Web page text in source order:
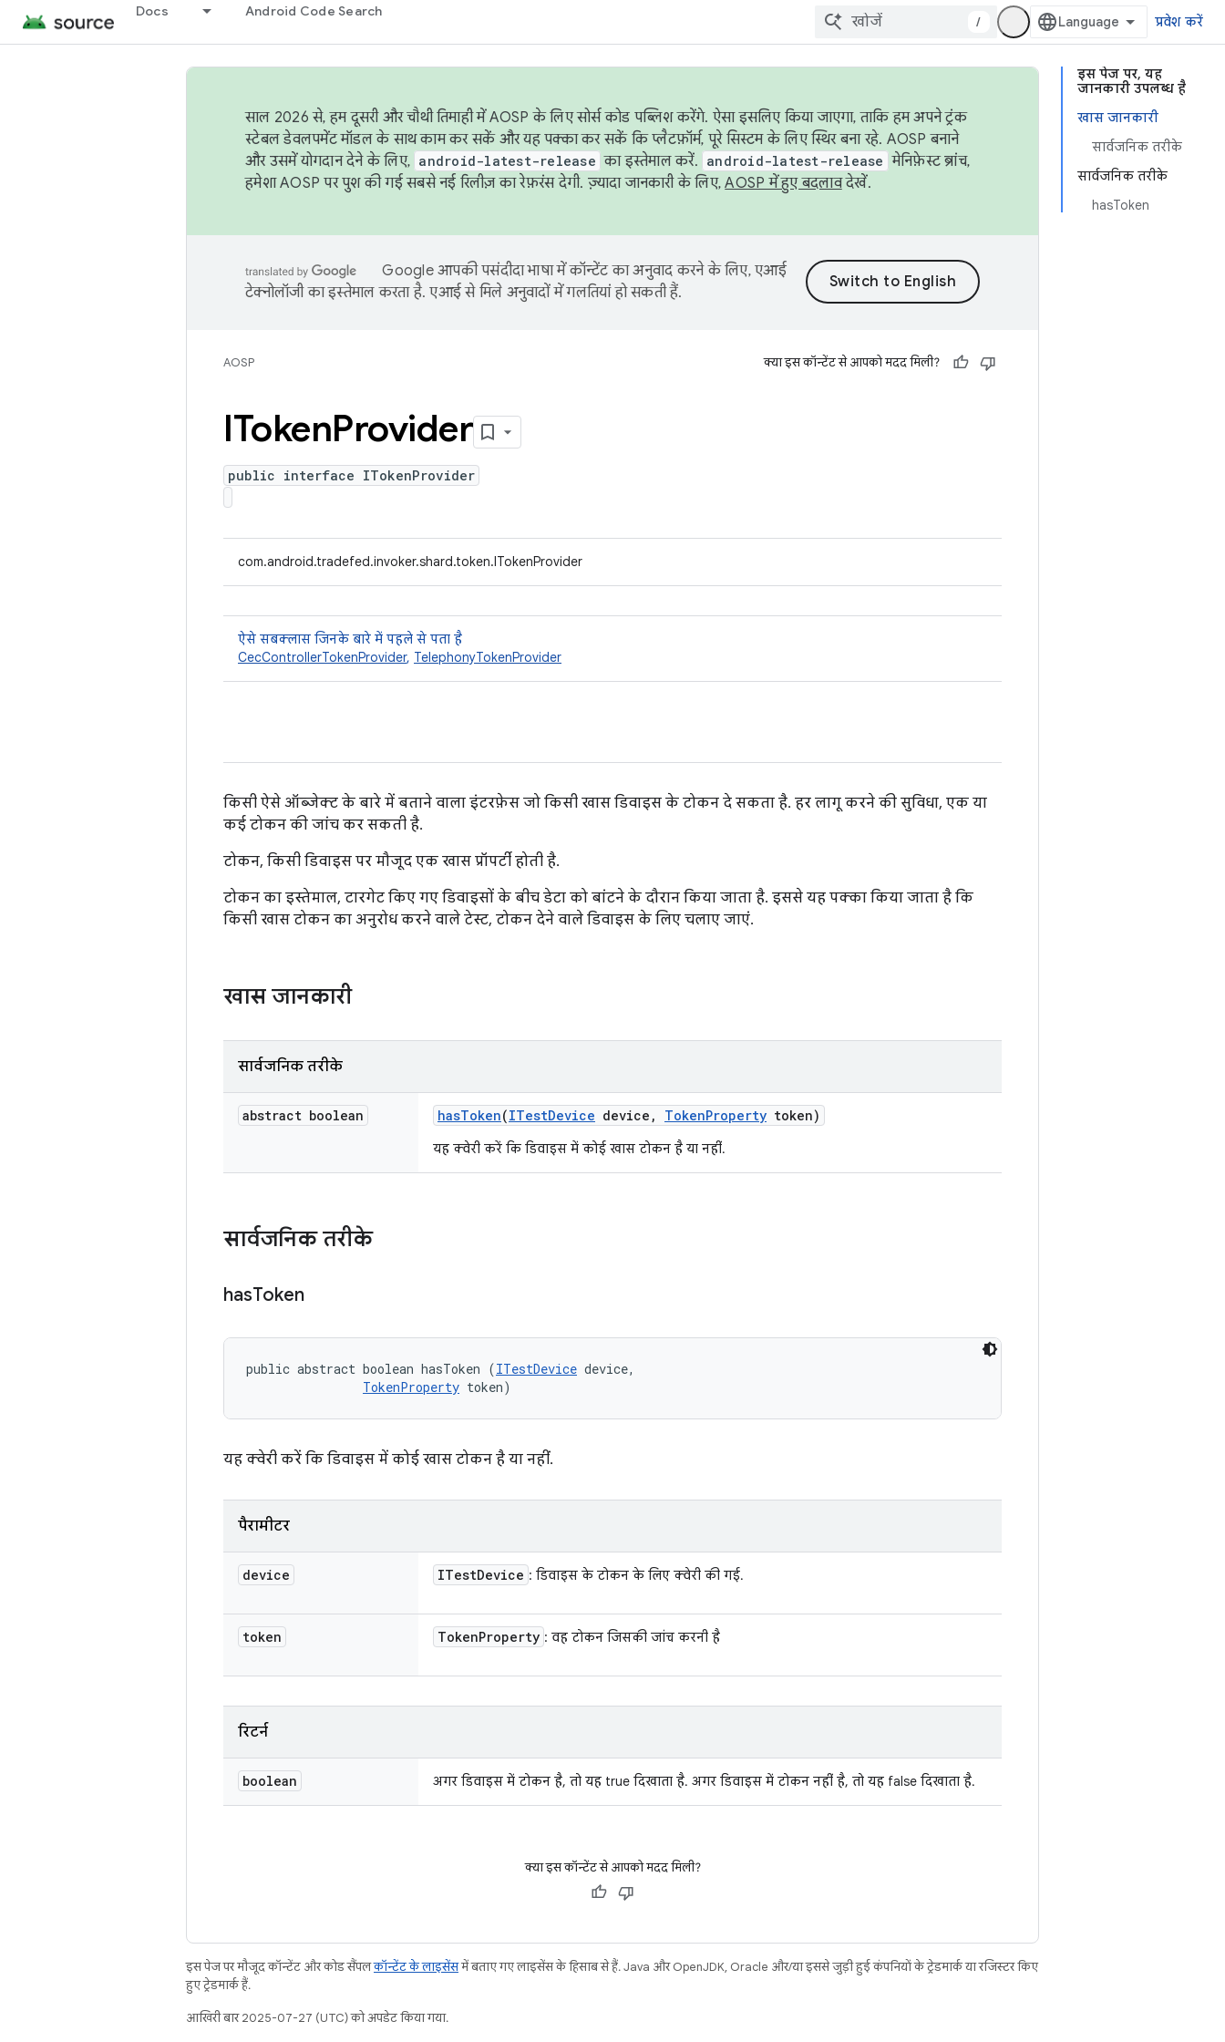
Docs Android Code Search
/ प्रवेश करें
इस पेज पर, यह
जानकारी उपलब्ध है
खास जानकारी
सार्वजनिक तरीके
सार्वजनिक तरीके
hasToken
साल 2026 से, हम दूसरी और चौथी तिमाही में AOSP के लिए सोर्स कोड पब्लिश करेंगे. ऐसा इसलिए किया जाएगा, ताकि हम अपने ट्रंक
स्टेबल डेवलपमेंट मॉडल के साथ काम कर सकें और यह पक्का कर सकें कि प्लैटफ़ॉर्म, पूरे सिस्टम के लिए स्थिर बना रहे. AOSP बनाने
और उसमें योगदान देने के लिए, android-latest-release का इस्तेमाल करें. android-latest-release मेनिफ़ेस्ट ब्रांच,
हमेशा AOSP पर पुश की गई सबसे नई रिलीज़ का रेफ़रंस देगी. ज़्यादा जानकारी के लिए,AOSP में हुए बदलावदेखें.
Google आपकी पसंदीदा भाषा में कॉन्टेंट का अनुवाद करने के लिए, एआई
टेक्नोलॉजी का इस्तेमाल करता है. एआई से मिले अनुवादों में गलतियां हो सकती हैं.
AOSP क्या इस कॉन्टेंट से आपको मदद मिली?
ITokenProvider
public interface ITokenProvider
com.android.tradefed.invoker.shard.token.ITokenProvider
ऐसे सबक्लास जिनके बारे में पहले से पता है
CecControllerTokenProvider, TelephonyTokenProvider
किसी ऐसे ऑब्जेक्ट के बारे में बताने वाला इंटरफ़ेस जो किसी खास डिवाइस के टोकन दे सकता है. हर लागू करने की सुविधा, एक या
कई टोकन की जांच कर सकती है.
टोकन, किसी डिवाइस पर मौजूद एक खास प्रॉपर्टी होती है.
टोकन का इस्तेमाल, टारगेट किए गए डिवाइसों के बीच डेटा को बांटने के दौरान किया जाता है. इससे यह पक्का किया जाता है कि
किसी खास टोकन का अनुरोध करने वाले टेस्ट, टोकन देने वाले डिवाइस के लिए चलाए जाएं.
खास जानकारी
सार्वजनिक तरीके
abstract boolean hasToken(ITestDevice device , TokenProperty token)
यह क्वेरी करें कि डिवाइस में कोई खास टोकन है या नहीं.
सार्वजनिक तरीके
hasToken
public abstract boolean hasToken (ITestDevice device,
TokenProperty token)
यह क्वेरी करें कि डिवाइस में कोई खास टोकन है या नहीं.
पैरामीटर
device ITestDevice : डिवाइस के टोकन के लिए क्वेरी की गई.
token TokenProperty : वह टोकन जिसकी जांच करनी है
रिटर्न
boolean अगर डिवाइस में टोकन है, तो यह true दिखाता है. अगर डिवाइस में टोकन नहीं है, तो यह false दिखाता है.
क्या इस कॉन्टेंट से आपको मदद मिली?
इस पेज पर मौजूद कॉन्टेंट और कोड सैंपलकॉन्टेंट के लाइसेंसमें बताए गए लाइसेंस के हिसाब से हैं. Java और OpenJDK, Oracle और/या इससे जुड़ी हुई कंपनियों के ट्रेडमार्क या रजिस्टर किए
हुए ट्रेडमार्क हैं.
आखिरी बार 2025-07-27 (UTC) को अपडेट किया गया.